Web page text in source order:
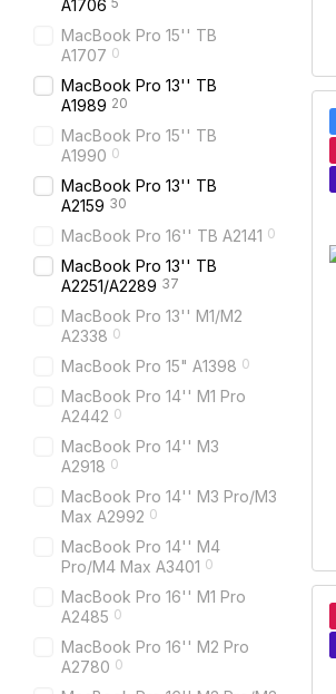
A1706
MacBook Pro 15'' TB
A1707 0
MacBook Pro 13'' TB
A1989 20
MacBook Pro 15'' TB
A1990 0
MacBook Pro 13'' TB
A2159 30
MacBook Pro 16'' TB A2141 0
MacBook Pro 13'' TB
A2251/A2289 37
MacBook Pro 13'' M1/M2
A2338 0
MacBook Pro 15" A1398 0
MacBook Pro 14'' M1 Pro
A2442 0
MacBook Pro 14'' M3
А2918 0
MacBook Pro 14'' M3 Pro/M3
Max A2992 0
MacBook Pro 14'' M4
Pro/M4 Max А3401 0
MacBook Pro 16'' M1 Pro
A2485 0
MacBook Pro 16'' M2 Pro
A2780 0